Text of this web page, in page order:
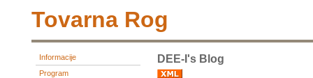
Tovarna Rog
Informacije
Program
DEE-I's Blog